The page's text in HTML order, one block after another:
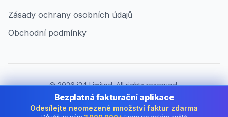
Zásady ochrany osobních údajů
Obchodní podmínky
©2026i24 Limited. All rights reserved.
Pro firmy v Czech Republic
Změnit zemi:
Czech Republic
Bezplatná fakturační aplikace
Odesílejte neomezené množství faktur zdarma